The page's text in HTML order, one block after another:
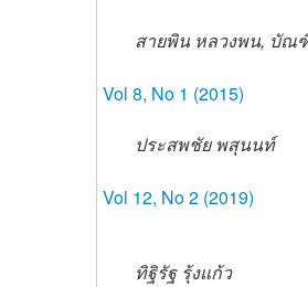
สายพิน หลวงพน, บัณ
Vol 8, No 1 (2015)
ประสพชัย พสุนนท์
Vol 12, No 2 (2019)
ทิฐิรัฐ รุ้งแก้ว